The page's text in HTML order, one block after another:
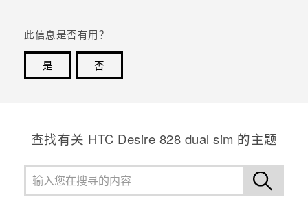
此信息是否有用？
是
否
查找有关 HTC Desire 828 dual sim 的主题